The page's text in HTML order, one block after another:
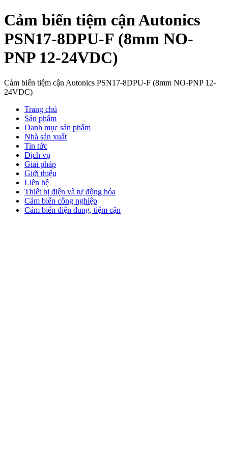
Cảm biến tiệm cận Autonics
PSN17-8DPU-F (8mm NO-
PNP 12-24VDC)
Cảm biến tiệm cận Autonics PSN17-8DPU-F (8mm NO-PNP 12-
24VDC)
Trang chủ
Sản phẩm
Danh mục sản phẩm
Nhà sản xuất
Tin tức
Dịch vụ
Giải pháp
Giới thiệu
Liên hệ
Thiết bị điện và tự động hóa
Cảm biến công nghiệp
Cảm biến điện dung, tiệm cận